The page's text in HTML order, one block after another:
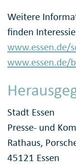
Weitere
finden
www.essen.de/
www.essen.de/
Stadt Essen
Presse- und
Rathaus,
45121 Essen